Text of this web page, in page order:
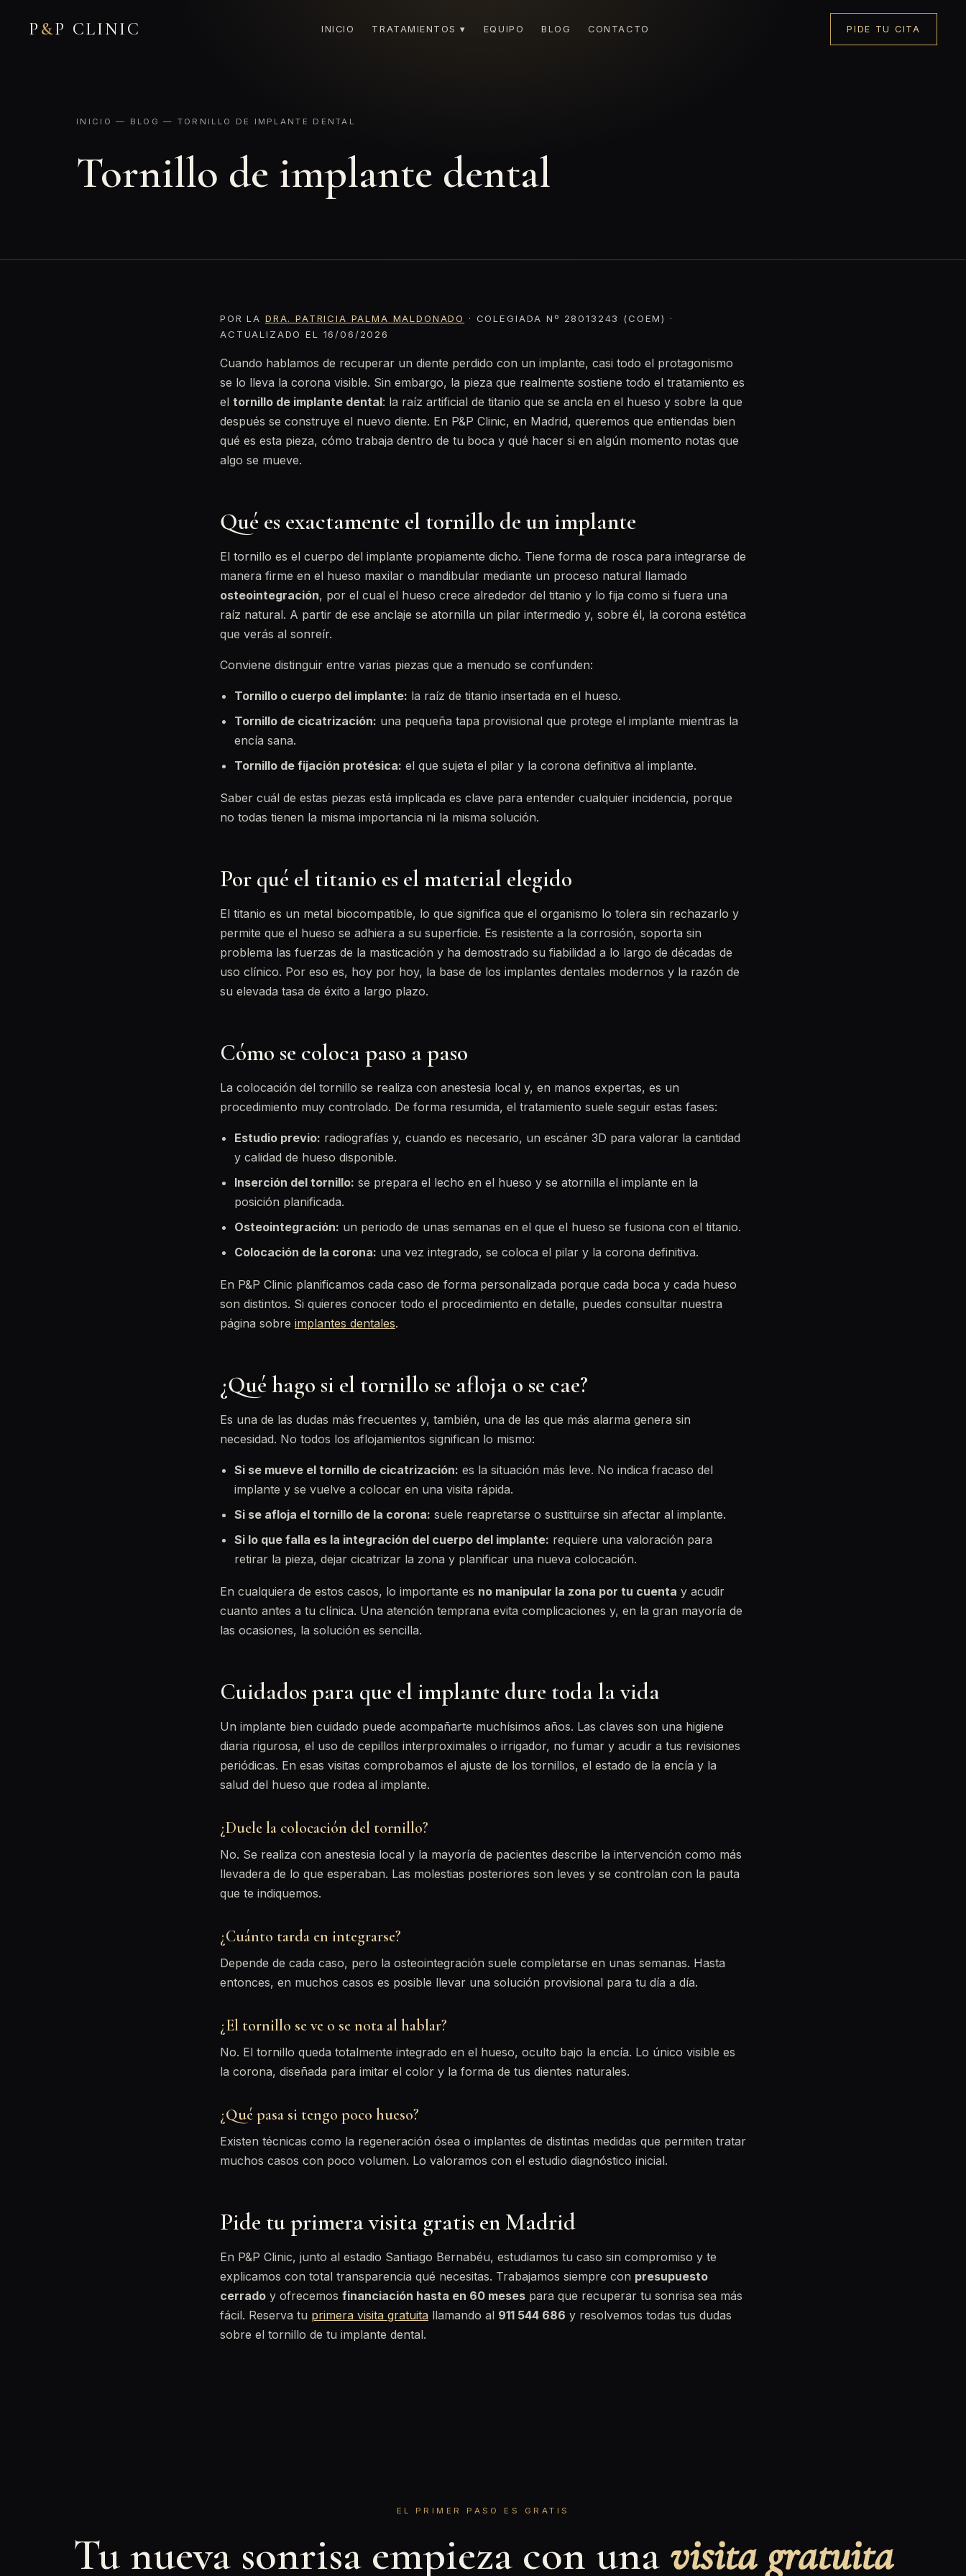
P &P CLINIC INICIO TRATAMIENTOS ▾ EQUIPO BLOG CONTACTO PIDE TU CITA
INICIO — BLOG — TORNILLO DE IMPLANTE DENTAL
Tornillo de implante dental
POR LA DRA. PATRICIA PALMA MALDONADO
· COLEGIADA Nº 28013243 (COEM) ·
ACTUALIZADO EL 16/06/2026
Cuando hablamos de recuperar un diente perdido con un implante, casi todo el protagonismo
se lo lleva la corona visible. Sin embargo, la pieza que realmente sostiene todo el tratamiento es
el tornillo de implante dental: la raíz artificial de titanio que se ancla en el hueso y sobre la que
después se construye el nuevo diente. En P&P Clinic, en Madrid, queremos que entiendas bien
qué es esta pieza, cómo trabaja dentro de tu boca y qué hacer si en algún momento notas que
algo se mueve.
Qué es exactamente el tornillo de un implante
El tornillo es el cuerpo del implante propiamente dicho. Tiene forma de rosca para integrarse de
manera firme en el hueso maxilar o mandibular mediante un proceso natural llamado
osteointegración, por el cual el hueso crece alrededor del titanio y lo fija como si fuera una
raíz natural. A partir de ese anclaje se atornilla un pilar intermedio y, sobre él, la corona estética
que verás al sonreír.
Conviene distinguir entre varias piezas que a menudo se confunden:
Tornillo o cuerpo del implante: la raíz de titanio insertada en el hueso.
Tornillo de cicatrización: una pequeña tapa provisional que protege el implante mientras la
encía sana.
Tornillo de fijación protésica: el que sujeta el pilar y la corona definitiva al implante.
Saber cuál de estas piezas está implicada es clave para entender cualquier incidencia, porque
no todas tienen la misma importancia ni la misma solución.
Por qué el titanio es el material elegido
El titanio es un metal biocompatible, lo que significa que el organismo lo tolera sin rechazarlo y
permite que el hueso se adhiera a su superficie. Es resistente a la corrosión, soporta sin
problema las fuerzas de la masticación y ha demostrado su fiabilidad a lo largo de décadas de
uso clínico. Por eso es, hoy por hoy, la base de los implantes dentales modernos y la razón de
su elevada tasa de éxito a largo plazo.
Cómo se coloca paso a paso
La colocación del tornillo se realiza con anestesia local y, en manos expertas, es un
procedimiento muy controlado. De forma resumida, el tratamiento suele seguir estas fases:
Estudio previo: radiografías y, cuando es necesario, un escáner 3D para valorar la cantidad
y calidad de hueso disponible.
Inserción del tornillo: se prepara el lecho en el hueso y se atornilla el implante en la
posición planificada.
Osteointegración: un periodo de unas semanas en el que el hueso se fusiona con el titanio.
Colocación de la corona: una vez integrado, se coloca el pilar y la corona definitiva.
En P&P Clinic planificamos cada caso de forma personalizada porque cada boca y cada hueso
son distintos. Si quieres conocer todo el procedimiento en detalle, puedes consultar nuestra
página sobre implantes dentales.
¿Qué hago si el tornillo se afloja o se cae?
Es una de las dudas más frecuentes y, también, una de las que más alarma genera sin
necesidad. No todos los aflojamientos significan lo mismo:
Si se mueve el tornillo de cicatrización: es la situación más leve. No indica fracaso del
implante y se vuelve a colocar en una visita rápida.
Si se afloja el tornillo de la corona: suele reapretarse o sustituirse sin afectar al implante.
Si lo que falla es la integración del cuerpo del implante: requiere una valoración para
retirar la pieza, dejar cicatrizar la zona y planificar una nueva colocación.
En cualquiera de estos casos, lo importante es no manipular la zona por tu cuenta y acudir
cuanto antes a tu clínica. Una atención temprana evita complicaciones y, en la gran mayoría de
las ocasiones, la solución es sencilla.
Cuidados para que el implante dure toda la vida
Un implante bien cuidado puede acompañarte muchísimos años. Las claves son una higiene
diaria rigurosa, el uso de cepillos interproximales o irrigador, no fumar y acudir a tus revisiones
periódicas. En esas visitas comprobamos el ajuste de los tornillos, el estado de la encía y la
salud del hueso que rodea al implante.
¿Duele la colocación del tornillo?
No. Se realiza con anestesia local y la mayoría de pacientes describe la intervención como más
llevadera de lo que esperaban. Las molestias posteriores son leves y se controlan con la pauta
que te indiquemos.
¿Cuánto tarda en integrarse?
Depende de cada caso, pero la osteointegración suele completarse en unas semanas. Hasta
entonces, en muchos casos es posible llevar una solución provisional para tu día a día.
¿El tornillo se ve o se nota al hablar?
No. El tornillo queda totalmente integrado en el hueso, oculto bajo la encía. Lo único visible es
la corona, diseñada para imitar el color y la forma de tus dientes naturales.
¿Qué pasa si tengo poco hueso?
Existen técnicas como la regeneración ósea o implantes de distintas medidas que permiten tratar
muchos casos con poco volumen. Lo valoramos con el estudio diagnóstico inicial.
Pide tu primera visita gratis en Madrid
En P&P Clinic, junto al estadio Santiago Bernabéu, estudiamos tu caso sin compromiso y te
explicamos con total transparencia qué necesitas. Trabajamos siempre con presupuesto
cerrado y ofrecemos financiación hasta en 60 meses para que recuperar tu sonrisa sea más
fácil. Reserva tu primera visita gratuita llamando al 911 544 686 y resolvemos todas tus dudas
sobre el tornillo de tu implante dental.
EL PRIMER PASO ES GRATIS
Tu nueva sonrisa empieza con una visita gratuita